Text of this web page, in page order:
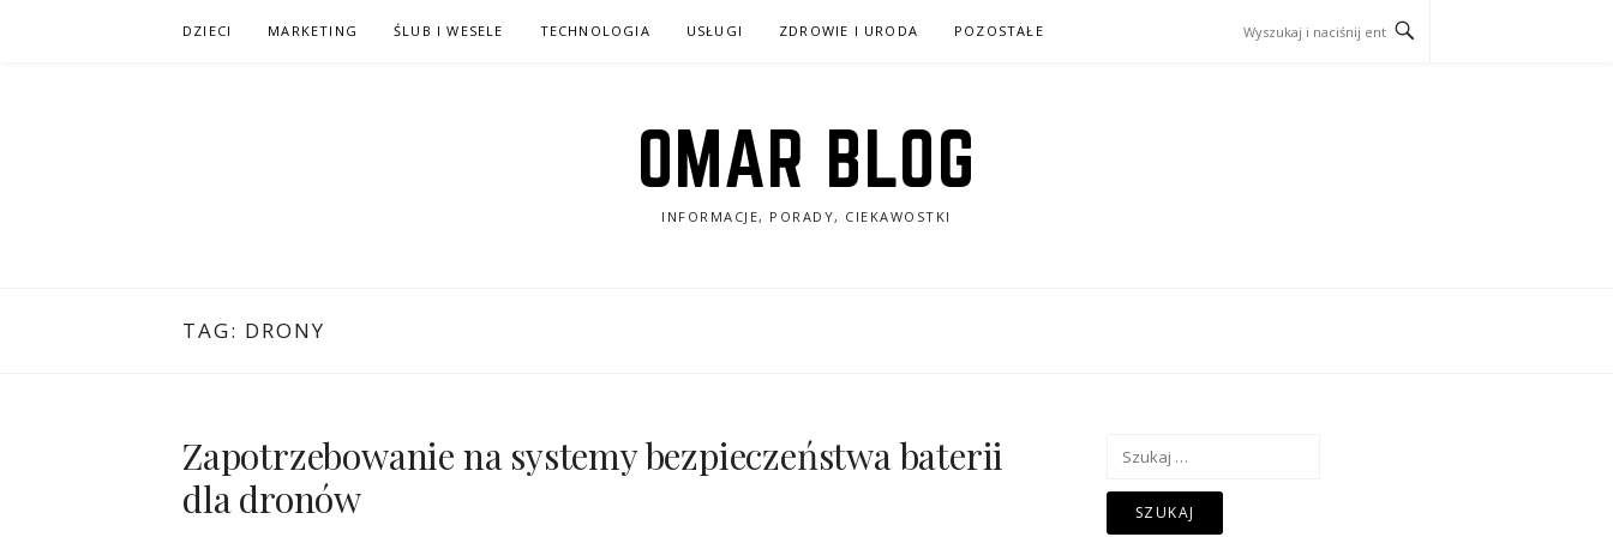
DZIECI MARKETING ŚLUB I WESELE TECHNOLOGIA USŁUGI ZDROWIE I URODA POZOSTAŁE
OMAR BLOG
INFORMACJE, PORADY, CIEKAWOSTKI
TAG: DRONY
Zapotrzebowanie na systemy bezpieczeństwa baterii
dla dronów
Szukaj: